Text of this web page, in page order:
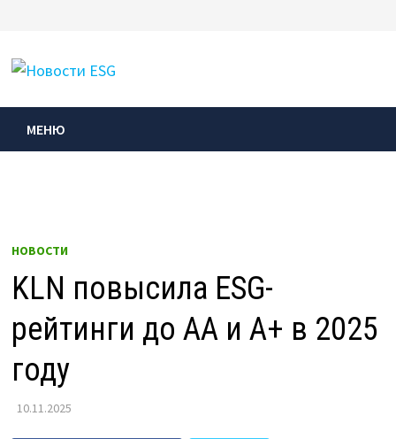
содержимому
МЕНЮ
НОВОСТИ
KLN повысила ESG-
рейтинги до AA и A+ в 2025
году
10.11.2025